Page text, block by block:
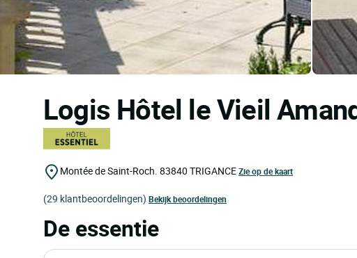
Logis Hôtel le Vieil
Montée de Saint-Roch. 83840 TRIGANCEZie op de kaart
(29 klantbeoordelingen) Bekijk beoordelingen
De essentie